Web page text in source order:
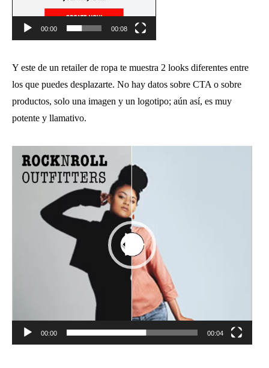
00:00 00:08
Y este de un retailer de ropa te muestra 2 looks diferentes entre
los que puedes desplazarte. No hay datos sobre CTA o sobre
productos, solo una imagen y un logotipo; aún así, es muy
potente y llamativo.
vídeo
00:00 00:04